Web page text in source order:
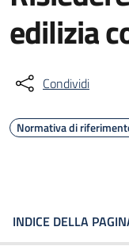
edilizia
Condividi
Normativa di
INDICE DELLA